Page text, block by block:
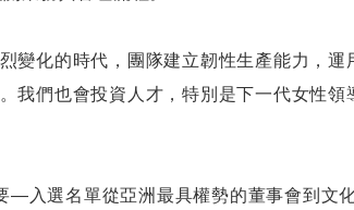
變化的時代，團隊建立韌性生產能力，運
我們也會投資人才，特別是下一代女性領
— 入選名單從亞洲最具權勢的董事會到文